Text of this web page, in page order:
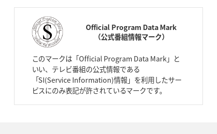
Official Program Data Mark
（公式番組情報マーク）
このマークは「Official Program Data Mark」と
いい、テレビ番組の公式情報である
「SI(Service Information)情報」を利用したサー
ビスにのみ表記が許されているマークです。